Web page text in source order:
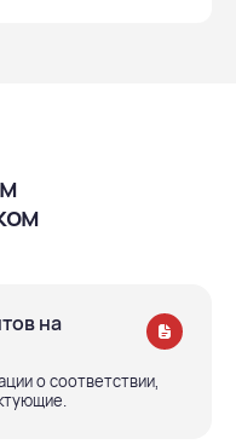
на
о соответствии,